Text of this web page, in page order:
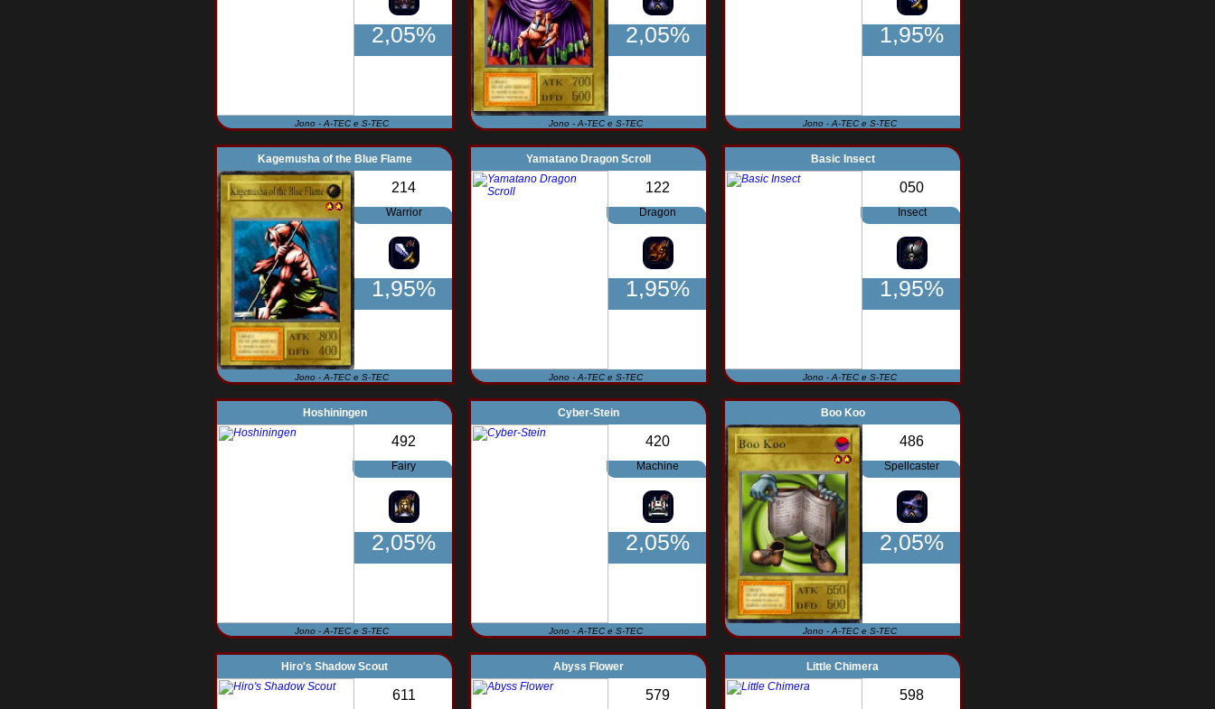
2,05%
Jono - A-TEC e S-TEC
2,05%
Jono - A-TEC e S-TEC
1,95%
Jono - A-TEC e S-TEC
Kagemusha of the Blue Flame
214
Warrior
1,95%
Jono - A-TEC e S-TEC
Yamatano Dragon Scroll
122
Dragon
1,95%
Jono - A-TEC e S-TEC
Basic Insect
050
Insect
1,95%
Jono - A-TEC e S-TEC
Hoshiningen
492
Fairy
2,05%
Jono - A-TEC e S-TEC
Cyber-Stein
420
Machine
2,05%
Jono - A-TEC e S-TEC
Boo Koo
486
Spellcaster
2,05%
Jono - A-TEC e S-TEC
Hiro's Shadow Scout
611
Abyss Flower
579
Little Chimera
598